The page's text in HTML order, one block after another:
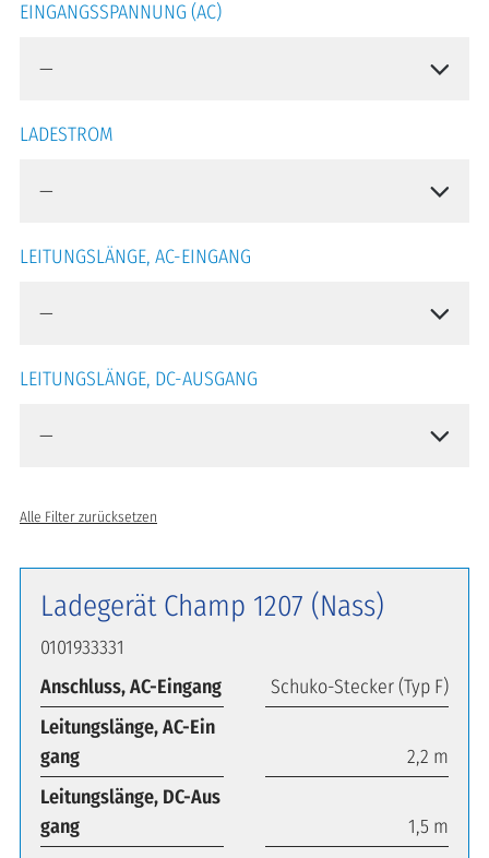
EINGANGSSPANNUNG (AC)
LADESTROM
LEITUNGSLÄNGE, AC-EINGANG
LEITUNGSLÄNGE, DC-AUSGANG
Alle Filter zurücksetzen
Ladegerät Champ 1207 (Nass)
0101933331
Anschluss, AC-Eingang
Schuko-Stecker (Typ F)
Leitungslänge, AC-Ein
gang
2,2 m
Leitungslänge, DC-Aus
gang
1,5 m